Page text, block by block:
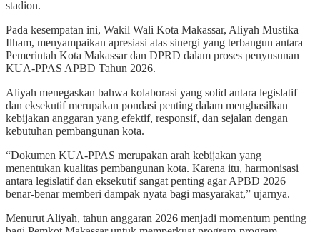
stadion.
Pada kesempatan ini, Wakil Wali Kota Makassar, Aliyah Mustika
Ilham, menyampaikan apresiasi atas sinergi yang terbangun antara
Pemerintah Kota Makassar dan DPRD dalam proses penyusunan
KUA-PPAS APBD Tahun 2026.
Aliyah menegaskan bahwa kolaborasi yang solid antara legislatif
dan eksekutif merupakan pondasi penting dalam menghasilkan
kebijakan anggaran yang efektif, responsif, dan sejalan dengan
kebutuhan pembangunan kota.
“Dokumen KUA-PPAS merupakan arah kebijakan yang
menentukan kualitas pembangunan kota. Karena itu, harmonisasi
antara legislatif dan eksekutif sangat penting agar APBD 2026
benar-benar memberi dampak nyata bagi masyarakat,” ujarnya.
Menurut Aliyah, tahun anggaran 2026 menjadi momentum penting